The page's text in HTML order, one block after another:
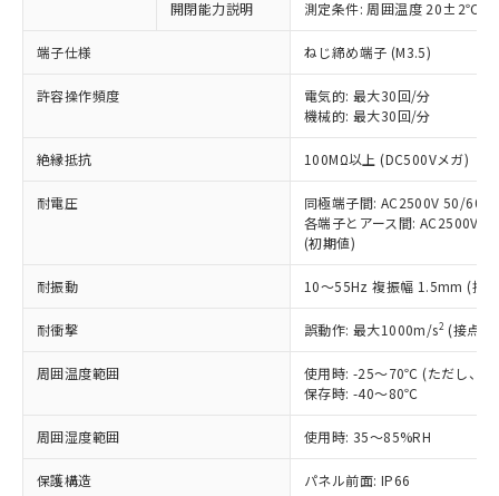
開閉能力説明 測定条件: 周囲温度 20±2℃、
端子仕様 ねじ締め端子 (M3.5)
許容操作頻度
電気的: 最大30回/分
機械的: 最大30回/分
絶縁抵抗 100MΩ以上 (DC500Vメガ)
耐電圧
同極端子間: AC2500V 50/
各端子とアース間: AC2500V
(初期値)
耐振動 10～55Hz 複振幅 1.5mm (接
耐衝撃 誤動作: 最大1000m/s2 (接点
周囲温度範囲
使用時: -25～70℃ (ただし、氷
保存時: -40～80℃
周囲湿度範囲 使用時: 35～85%RH
保護構造 パネル前面: IP66
以下の条件をお読みいただき、同意のうえ
ご利用ください。
本サービスは、当社制御機器事業取扱
商品の当社在庫状況および標準価格
(税抜)を提供させていただくもので
当社制御機器事業取扱商品の中には、
本サービスの対象外となる商品もある
ことをご了承ください。
在庫状況および標準価格照会結果は、
記載している更新日時点での社内デー
タに基づき作成されるものであり、閲
覧された時点での実際の在庫および標
準価格とは異なる場合があることをご
正式な納期状況および標準価格はお客
様のお取引先、またはお客様担当のオ
ムロン制御機器販売店・当社販売員に
対応予定なし：EU RoHS指令（10物質）の
非含有に非対応の商品で、対応品を出す予
定はありません。
非含有の対応状況を調査中または確認中の
非該当品：ライセンス料など無形物で、有
害物質有無と関係のない商品です。
仕入先様の事情により、非含有部品として
いたものが、含有品と判明した場合などや
むを得ず変更することがあります。
鉛(Pb) 1000ppm以下、 水銀(Hg) 1000ppm以下、 カド
(PBDE) 1000ppm以下、フタル酸ビス(2-エチルヘキシ
ル) (DEHP)(別名：DOP) 1000ppm以下、フタル酸ブチ
ルベンジル（BBP） 1000ppm以下、フタル酸ジブチル
（DBP） 1000ppm以下、フタル酸ジイソブチル
(DIBP) 1000ppm以下
但し、RoHS指令で産業用監視および制御機器に対する
適用除外項目は除く。
※1 中国RoHS○×表
「○」：最大均質材料含有率が中国RoHSの
基準値以下であることを示します。
「×」：最大均質材料含有率が中国RoHSの
基準値を超えていることを示します。
「－」：未確認です。当社販売部門へお問
*中国RoHS10物質の基準値 (GB/T26572)：
Pb(鉛) :1000ppm、 Hg(水銀) : 1000ppm、 Cd(カドミウ
Cr(Ⅵ)(六価クロム) : 1000ppm、 PBBs(ポリ臭化ビフェ
ニル類) : 1000ppm、 PBDEs(ポリ臭化ジフェニルエーテ
DBP(フタル酸ジブチル) : 1000ppm、 DIBP(フタル酸ジ
イソブチル) : 1000ppm、 BBP(フタル酸ブチルベンジ
ル) : 1000ppm、
DEHP(フタル酸ビス(2-エチルヘキシル)) : 1000ppm
当社は、これら貴社製品のうち、外国
為替および外国貿易法に定める商品
または国外への提供する場合は、日本
国政府の輸出許可(または役務取引許
当社は規制貨物を破棄する場合は、完
全に破砕するなど、違法に輸出されな
いよう必要な手段を講じます。
当社は貴社製品を、核兵器、ミサイ
ル、化学兵器、生物兵器またはその他
○ 一定数以上の在庫あり
△ 一定数には満たないが在庫あり
在庫なし(最新の在庫状況につ